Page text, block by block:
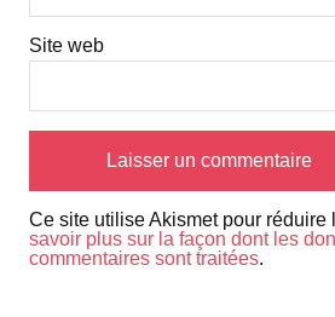
Site web
Ce site utilise Akismet pour réduire
savoir plus sur la façon dont les
commentaires sont traitées.